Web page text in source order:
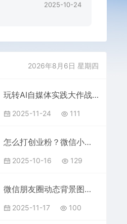
2025-10-24
2026年8月6日 星期四
玩转AI自媒体实践大作战，新媒体AI+模式探索者，只讲真干货
2025-11-24 111
怎么打创业粉？微信小绿书日引流500+精准创业粉实战手册
2025-10-16 129
微信朋友圈动态背景图，爆卖1800多单，可定制，详细的玩法，1小时手把手教你学会制作【第一期】
2025-11-17 100